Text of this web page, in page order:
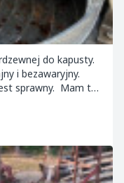
do kapusty.
i bezawaryjny.
sprawny. Mam też